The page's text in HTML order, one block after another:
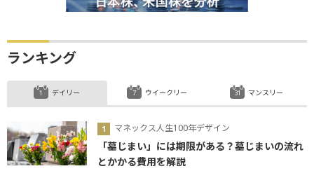
ランキング
デイリー
マネックス人生100年デザイン
「墓じまい」には期限がある？墓じまいの流れ
とかかる費用を解説
ウイークリー マンスリー